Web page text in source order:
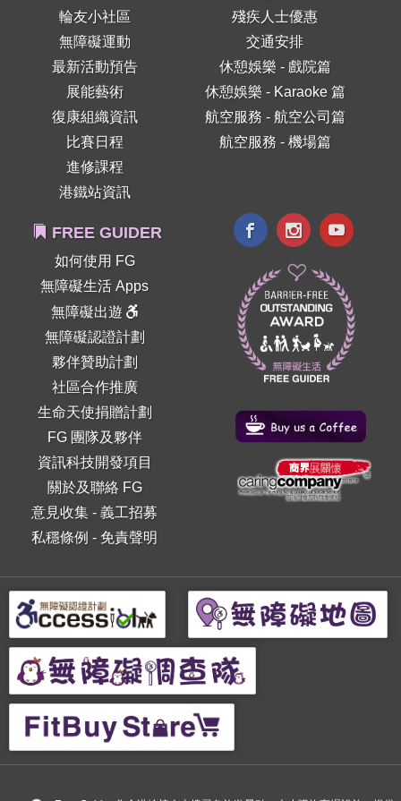
輪友小社區
無障礙運動
最新活動預告
展能藝術
復康組織資訊
比賽日程
進修課程
港鐵站資訊
殘疾人士優惠
交通安排
休憩娛樂 - 戲院篇
休憩娛樂 - Karaoke 篇
航空服務 - 航空公司篇
航空服務 - 機場篇
FREE GUIDER
如何使用 FG
無障礙生活 Apps
無障礙出遊
無障礙認證計劃
夥伴贊助計劃
社區合作推廣
生命天使捐贈計劃
FG 團隊及夥伴
資訊科技開發項目
關於及聯絡 FG
意見收集 -義工招募
私穩條例 - 免責聲明